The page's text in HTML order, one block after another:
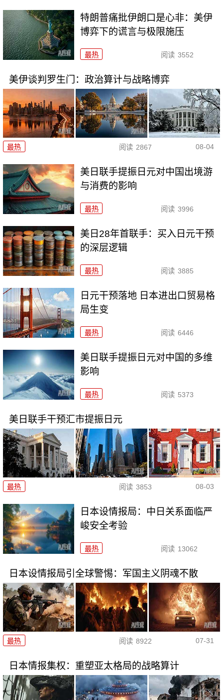
特朗普痛批伊朗口是心非：美伊
博弈下的谎言与极限施压
最热 阅读 3552
美伊谈判罗生门：政治算计与战略博弈
最热 阅读 2867 08-04
美日联手提振日元对中国出境游
与消费的影响
最热 阅读 3996
美日28年首联手：买入日元干预
的深层逻辑
最热 阅读 3885
日元干预落地 日本进出口贸易格
局生变
最热 阅读 6446
美日联手提振日元对中国的多维
影响
最热 阅读 5373
美日联手干预汇市提振日元
最热 阅读 3853 08-03
日本设情报局：中日关系面临严
峻安全考验
最热 阅读 13062
日本设情报局引全球警惕：军国主义阴魂不散
最热 阅读 8922 07-31
日本情报集权：重塑亚太格局的战略算计